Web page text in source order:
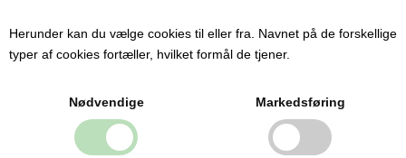
Herunder kan du vælge cookies til eller fra. Navnet på de forskellige
typer af cookies fortæller, hvilket formål de tjener.
Nødvendige Markedsføring
79,95 DKK